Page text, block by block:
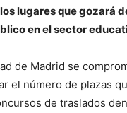
lugares que gozará
en el sector
de Madrid se
el número de plazas
de traslados